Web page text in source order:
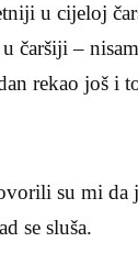
u cijeloj
čaršiji –
rekao još i
su mi da
se sluša.